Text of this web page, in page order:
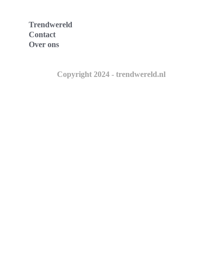
Trendwereld
Contact
Over ons
Copyright 2024 - trendwereld.nl